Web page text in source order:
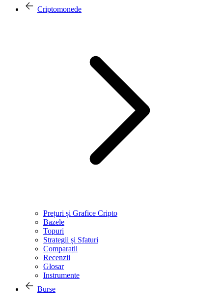
Criptomonede
Prețuri și Grafice Cripto
Bazele
Topuri
Strategii și Sfaturi
Comparații
Recenzii
Glosar
Instrumente
Burse